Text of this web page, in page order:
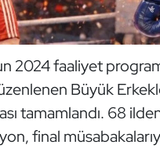
2024 faaliyet
Büyük
tamamlandı. 68
final